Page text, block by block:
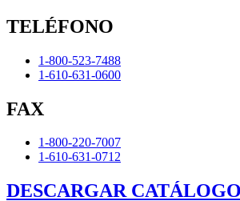
TELÉFONO
1-800-523-7488
1-610-631-0600
FAX
1-800-220-7007
1-610-631-0712
DESCARGAR